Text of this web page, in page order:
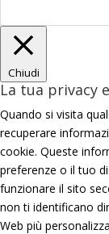
Chiudi
La tua privacy
Quando si visita
recuperare
cookie. Queste
preferenze o il tuo
funzionare il sito
non ti identificano
Web più